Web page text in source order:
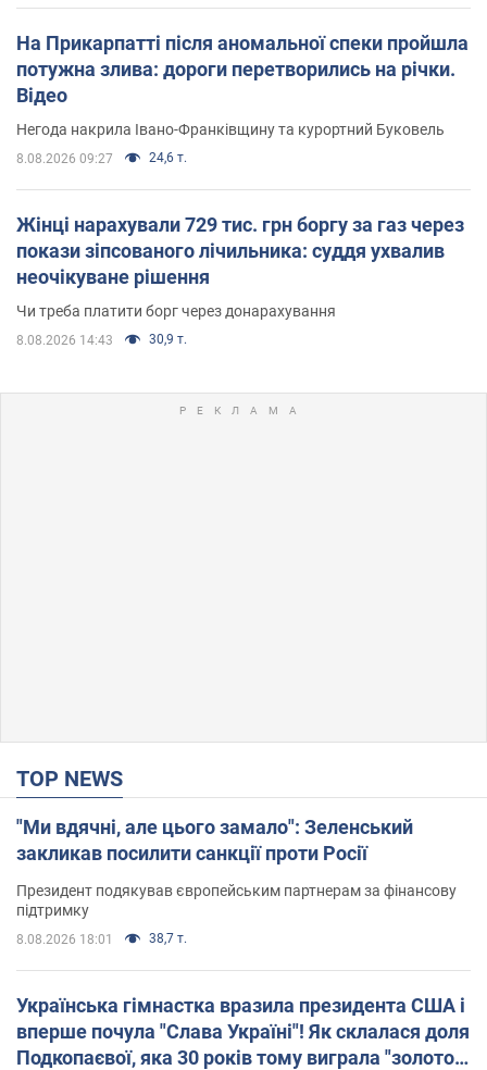
На Прикарпатті після аномальної спеки пройшла
потужна злива: дороги перетворились на річки.
Відео
Негода накрила Івано-Франківщину та курортний Буковель
8.08.2026 09:27 24,6 т.
Жінці нарахували 729 тис. грн боргу за газ через
покази зіпсованого лічильника: суддя ухвалив
неочікуване рішення
Чи треба платити борг через донарахування
8.08.2026 14:43 30,9 т.
TOP NEWS
"Ми вдячні, але цього замало": Зеленський
закликав посилити санкції проти Росії
Президент подякував європейським партнерам за фінансову
підтримку
8.08.2026 18:01 38,7 т.
Українська гімнастка вразила президента США і
вперше почула "Слава Україні"! Як склалася доля
Подкопаєвої, яка 30 років тому виграла "золото"